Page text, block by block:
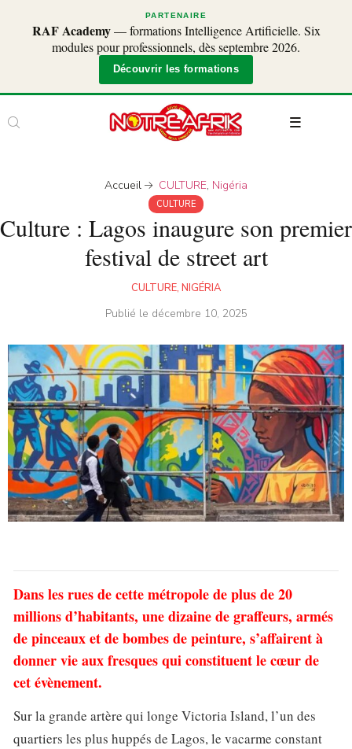
PARTENAIRE
RAF Academy— formations Intelligence Artificielle. Six
modules pour professionnels, dès septembre 2026.
Découvrir les formations
Accueil CULTURE, Nigéria
CULTURE
Culture : Lagos inaugure son premier
festival de street art
CULTURE, NIGÉRIA
Publié le décembre 10, 2025
Dans les rues de cette métropole de plus de 20
millions d’habitants, une dizaine de graffeurs, armés
de pinceaux et de bombes de peinture, s’affairent à
donner vie aux fresques qui constituent le cœur de
cet évènement.
Sur la grande artère qui longe Victoria Island, l’un des
quartiers les plus huppés de Lagos, le vacarme constant